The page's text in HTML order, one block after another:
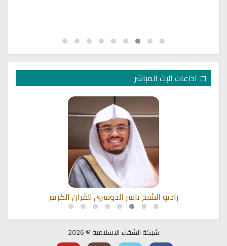
اذاعات البث المباشر
راديو الشيخ ياسر الدوسري للقران الكريم
شبكة الشفاء الاسلامية © 2026